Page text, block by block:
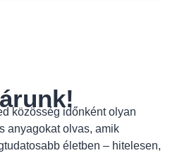
közösség időnként olyan
anyagokat olvas, amik
életben – hitelesen,